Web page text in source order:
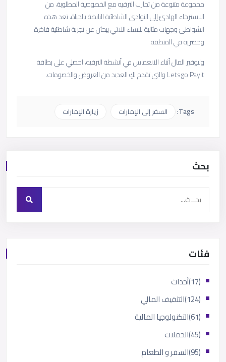
مجموعة متنوعة من تجارب الترفيه مع الخصوصية المطلوبة، من
الاسترخاء الهادئ إلى النوادي الشاطئية النابضة بالحياة، تعد هذه
الشواطئ وجهات مثالية للنساء اللاتي يبحثن عن تجربة شاطئية فاخرة
وحصرية في المنطقة.
ولتوفير المال أثناء الانغماس في أنشطة الترفيه، احصلي على بطاقة
Letsgo Payit والتي تقدم لكٍ العديد من العروض والخصومات.
Tags: السفر إلى الإمارات زيارة الإمارات
بحث
فئات
أحداث
(17)
التثقيف المالي
(124)
التكنولوجيا المالية
(61)
الحملات
(45)
السفر و الطعام
(95)